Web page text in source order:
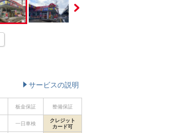
サービスの説明
板金保証 整備保証
一日車検
クレジット
カード可